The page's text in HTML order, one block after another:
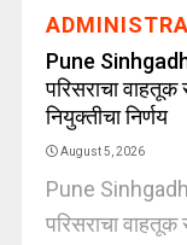
Pune
परिसराचा वाहतूक
नियुक्तीचा निर्णय
August 5, 2026
Pune Sinhgadh
परिसराचा वाहतूक